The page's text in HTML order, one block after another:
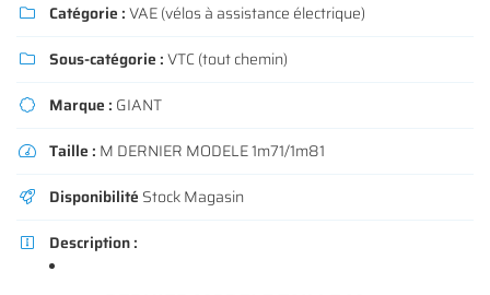
Voir notre sélection
 Adresse email de réception
Rafraîchir le captcha
 Catégorie :VAE (vélos à assistance électrique)
 Sous-catégorie :VTC (tout chemin)
 Marque : GIANT
 Taille : M DERNIER MODELE 1m71/1m81
 Disponibilité Stock Magasin
 Description :